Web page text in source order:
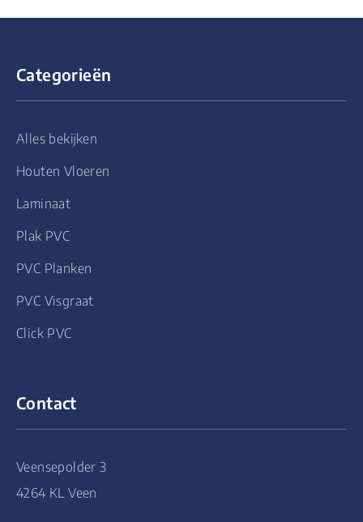
Categorieën
Alles bekijken
Houten Vloeren
Laminaat
Plak PVC
PVC Planken
PVC Visgraat
Click PVC
Contact
Veensepolder 3
4264 KL Veen